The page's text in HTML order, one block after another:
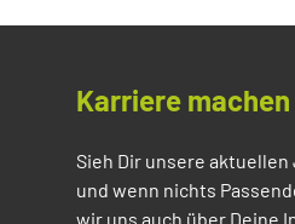
Karriere
Sieh Dir unsere aktuellen
und wenn nichts
wir uns auch über Deine